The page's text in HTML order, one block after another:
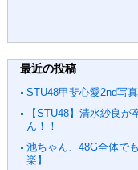
最近の投稿
STU48甲斐心愛2nd写
【STU48】清水紗良
ん！！
池ちゃん、48G全体で
楽】